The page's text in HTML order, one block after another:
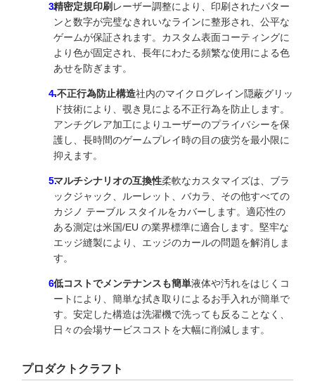
精密定規印刷 レーザー調整により、印刷されたパター
ンと数字が完璧なきれいなラインに整形され、公平な
ゲームが保証されます。カスタム表面コーティングに
より色が固定され、長年にわたる頻繁な使用による色
あせを防ぎます。
-不正行為防止構造社内のマイクログレイン隠蔽グリッ
ド技術により、覗き見による不正行為を防止します。
アンチグレア加工によりユーザーのプライバシーを保
護し、長時間のゲームプレイ時の目の疲労を最小限に
抑えます。
マルチシナリオの互換性柔軟なカスタマイズは、ブラ
ックジャック、ルーレット、バカラ、その他すべての
カジノ テーブル スタイルをカバーします。適応性の
ある測定は米国/EU の業界標準に適合します。堅牢な
エッジ縫製により、エッジのカールの問題を解消しま
す。
低コストでメンテナンスも簡単液体や汚れをはじくコ
ートにより、簡単な拭き取りによるお手入れが簡単で
す。安定した構造は洗濯機で洗っても反ることなく、
日々の会場サービスコストを大幅に削減します。
プロダクトクラフト